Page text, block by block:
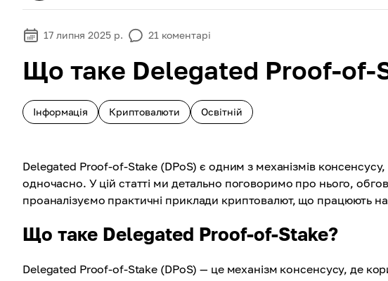
17 липня 2025 р. 21 коментарі
Що таке Delegated Proof-of-
Інформація Криптовалюти Освітній
Delegated Proof-of-Stake (DPoS) є одним з механізмів
одночасно. У цій статті ми детально поговоримо про нього,
проаналізуємо практичні приклади криптовалют, що працюють
Що таке Delegated Proof-of-Stake?
Delegated Proof-of-Stake (DPoS) — це механізм консенсусу, де